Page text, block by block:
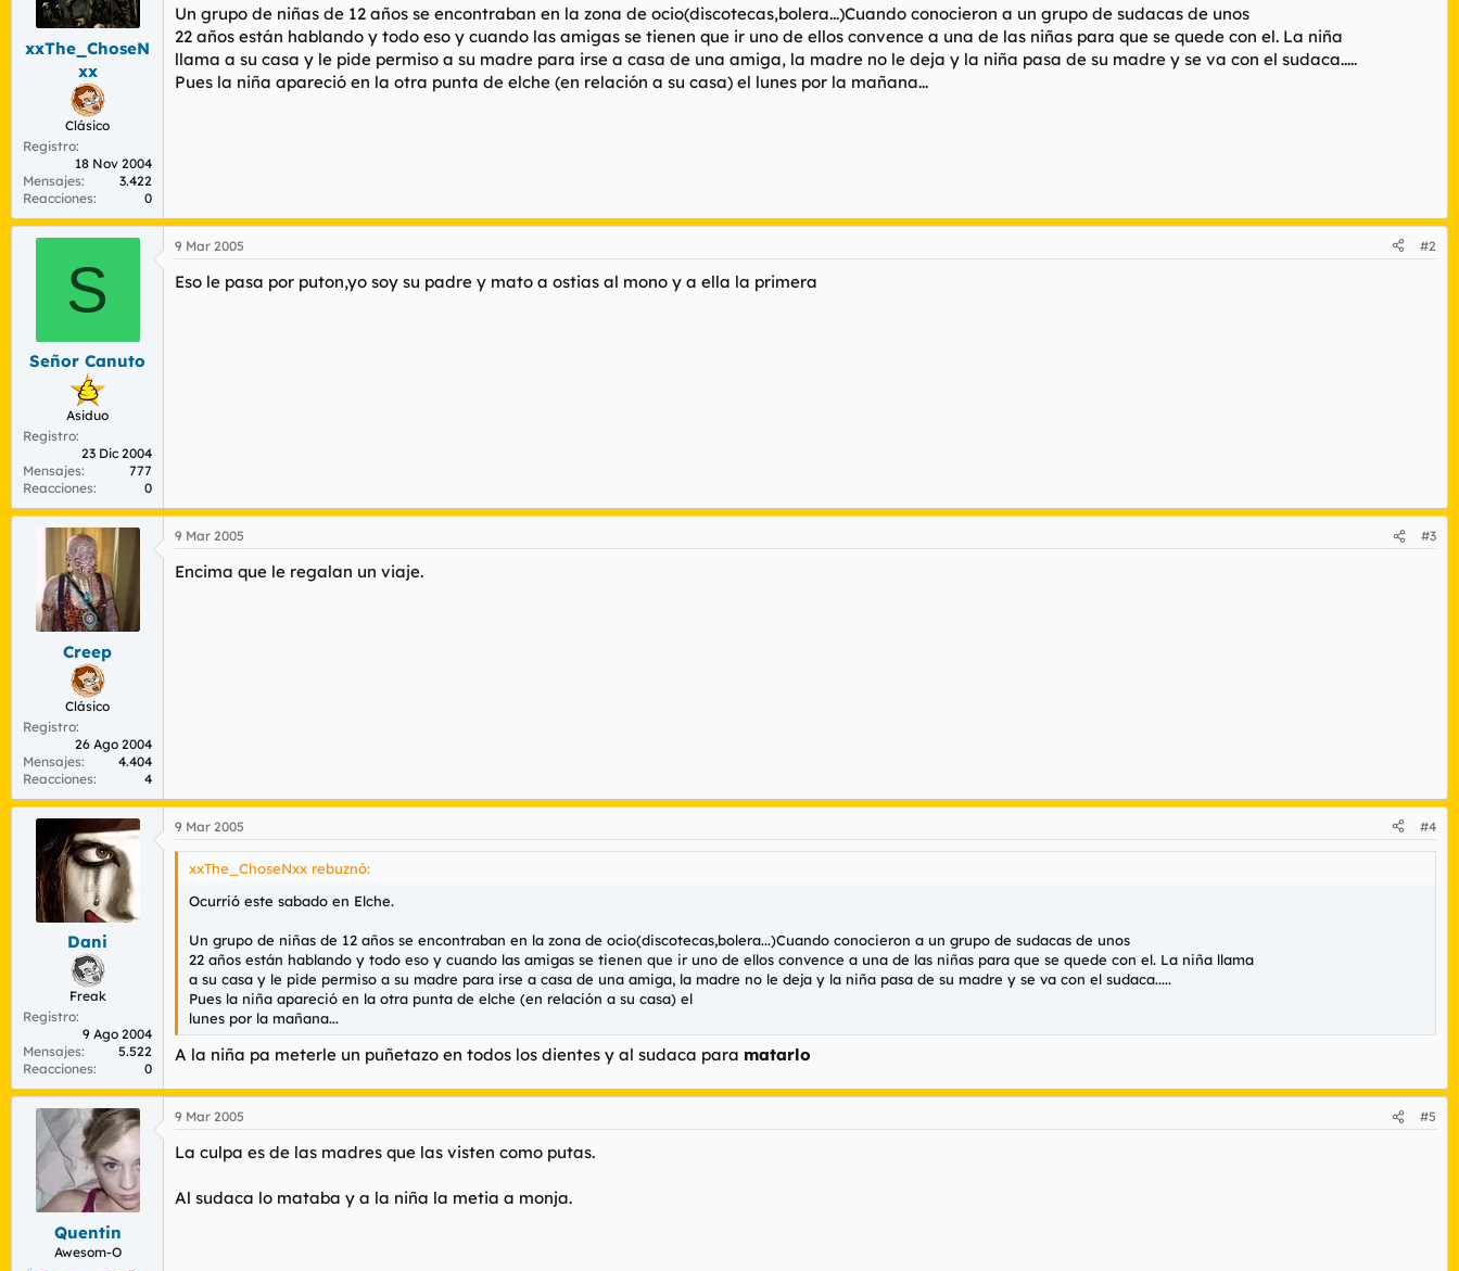
d
e
a
n
i
c
i
o
xxThe_ChoseN
xx
Clásico
Registro
18 Nov 2004
Mensajes
3.422
Reacciones
0
Un grupo de niñas de 12 años se encontraban en la zona de ocio(discotecas,bolera...)Cuando conocieron a un grupo de sudacas de unos
22 años están hablando y todo eso y cuando las amigas se tienen que ir uno de ellos convence a una de las niñas para que se quede con el. La niña
llama a su casa y le pide permiso a su madre para irse a casa de una amiga, la madre no le deja y la niña pasa de su madre y se va con el sudaca.....
Pues la niña apareció en la otra punta de elche (en relación a su casa) el lunes por la mañana...
S
Señor Canuto
Asiduo
Registro
23 Dic 2004
Mensajes
777
Reacciones
0
9 Mar 2005 #2
Eso le pasa por puton,yo soy su padre y mato a ostias al mono y a ella la primera
Creep
Clásico
Registro
26 Ago 2004
Mensajes
4.404
Reacciones
4
9 Mar 2005 #3
Encima que le regalan un viaje.
Dani
Freak
Registro
9 Ago 2004
Mensajes
5.522
Reacciones
0
9 Mar 2005 #4
xxThe_ChoseNxx rebuznó:
Ocurrió este sabado en Elche.
Un grupo de niñas de 12 años se encontraban en la zona de ocio(discotecas,bolera...)Cuando conocieron a un grupo de sudacas de unos
22 años están hablando y todo eso y cuando las amigas se tienen que ir uno de ellos convence a una de las niñas para que se quede con el. La niña llama
a su casa y le pide permiso a su madre para irse a casa de una amiga, la madre no le deja y la niña pasa de su madre y se va con el sudaca.....
Pues la niña apareció en la otra punta de elche (en relación a su casa) el
lunes por la mañana...
A la niña pa meterle un puñetazo en todos los dientes y al sudaca para matarlo
Quentin
Awesom-O
9 Mar 2005 #5
La culpa es de las madres que las visten como putas.
Al sudaca lo mataba y a la niña la metia a monja.